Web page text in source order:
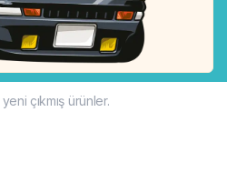
çıkmış ürünler.